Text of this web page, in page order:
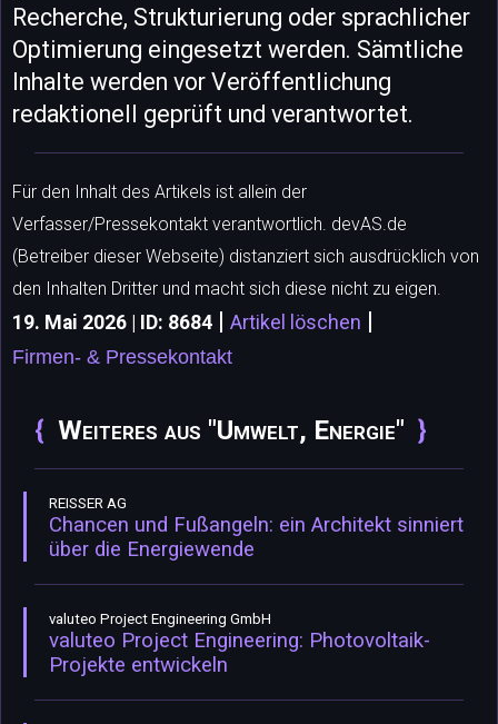
Recherche, Strukturierung oder sprachlicher
Optimierung eingesetzt werden. Sämtliche
Inhalte werden vor Veröffentlichung
redaktionell geprüft und verantwortet.
Für den Inhalt des Artikels ist allein der
Verfasser/Pressekontakt verantwortlich. devAS.de
(Betreiber dieser Webseite) distanziert sich ausdrücklich von
den Inhalten Dritter und macht sich diese nicht zu eigen.
19. Mai 2026 | ID: 8684 | Artikel löschen |
Firmen- & Pressekontakt
Weiteres aus "Umwelt, Energie"
REISSER AG
Chancen und Fußangeln: ein Architekt sinniert
über die Energiewende
valuteo Project Engineering GmbH
valuteo Project Engineering: Photovoltaik-
Projekte entwickeln